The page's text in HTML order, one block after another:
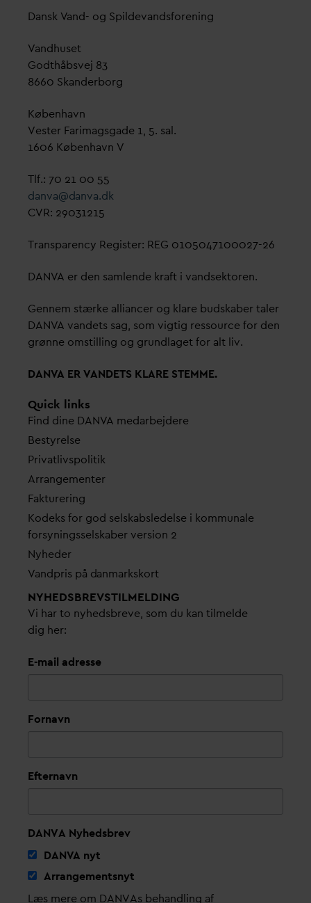
Dansk Vand- og Spildevandsforening
Vandhuset
Godthåbsvej 83
8660 Skanderborg
København
Vester Farimagsgade 1, 5. sal.
1606 København V
Tlf.: 70 21 00 55
danva@danva.dk
CVR: 29031215
Transparency Register: REG 0105047100027-26
DANVA er den samlende kraft i vandsektoren.
Gennem stærke alliancer og klare budskaber taler
DANVA vandets sag, som vigtig ressource for den
grønne omstilling og grundlaget for alt liv.
DANVA ERVANDETS KLARE STEMME.
Quick links
Find dine DANVA medarbejdere
Bestyrelse
Privatlivspolitik
Arrangementer
Fakturering
Kodeks for god selskabsledelse i kommunale
forsyningsselskaber version 2
Nyheder
Vandpris på danmarkskort
NYHEDSBREVS­TILMELDING
Vi har to nyhedsbreve, som du kan tilmelde
dig her:
E-mail adresse
Fornavn
Efternavn
DANVA Nyhedsbrev
DANVA nyt
Arrangementsnyt
Læs mere om DANVAs behandling af